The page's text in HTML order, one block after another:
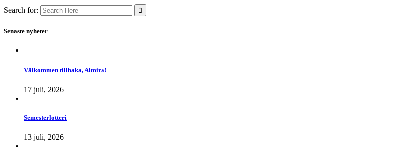
Search for:
Senaste nyheter
Välkommen tillbaka, Almira!
17 juli, 2026
Semesterlotteri
13 juli, 2026